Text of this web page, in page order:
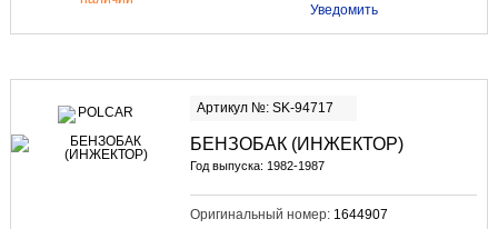
Уведомить
Артикул №: SK-94717
БЕНЗОБАК (ИНЖЕКТОР)
Год выпуска: 1982-1987
Оригинальный номер: 1644907